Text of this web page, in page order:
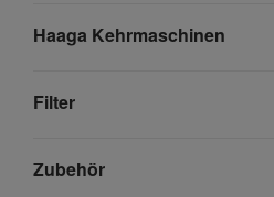
Haaga Kehrmaschinen
Filter
Zubehör